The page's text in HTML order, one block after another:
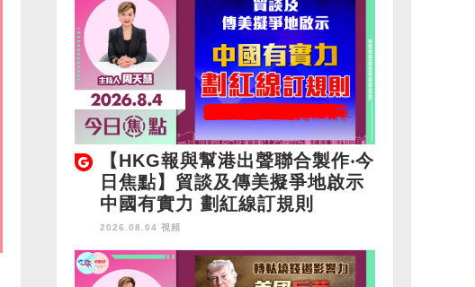
【HKG報與幫港出聲聯合製作‧今
日焦點】貿談及傳美擬爭地啟示
中國有實力 劃紅線訂規則
2026.08.04 視頻